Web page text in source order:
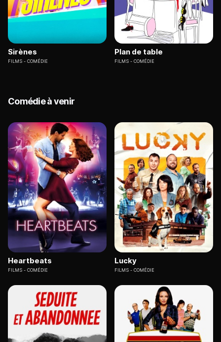
Sirènes
FILMS COMÉDIE
Plan de table
FILMS COMÉDIE
Comédie à venir
Heartbeats
FILMS COMÉDIE
Lucky
FILMS COMÉDIE